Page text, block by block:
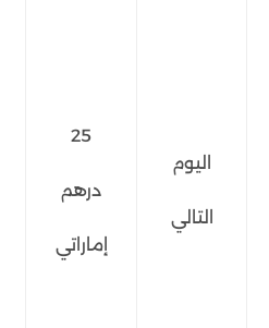
اليوم
التالي
25
درهم
إماراتي